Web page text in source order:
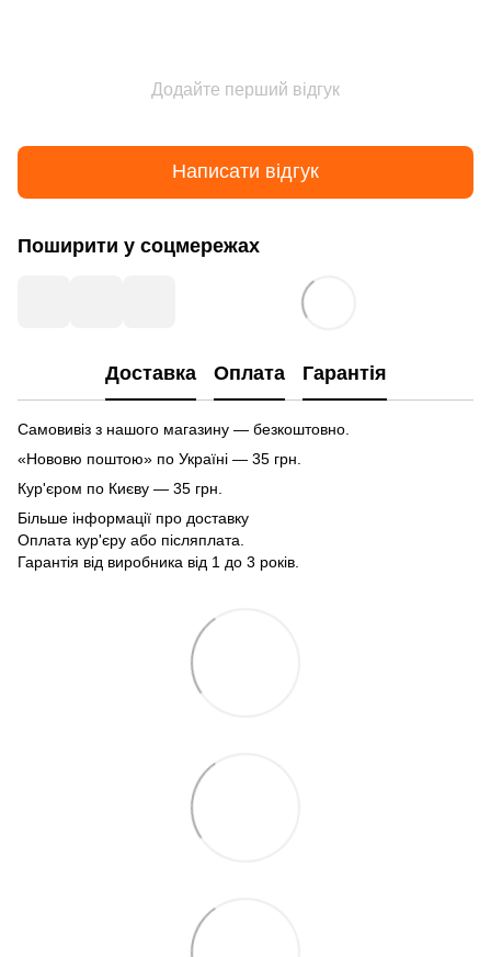
Додайте перший відгук
Написати відгук
Поширити у соцмережах
Доставка Оплата Гарантія
Самовивіз з нашого магазину — безкоштовно.
«Нововю поштою» по Україні — 35 грн.
Кур'єром по Києву — 35 грн.
Більше інформації про доставку
Оплата кур'єру або післяплата.
Гарантія від виробника від 1 до 3 років.